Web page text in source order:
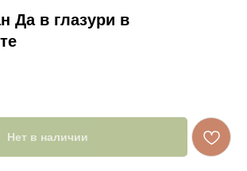
Да в глазури в
Нет в наличии